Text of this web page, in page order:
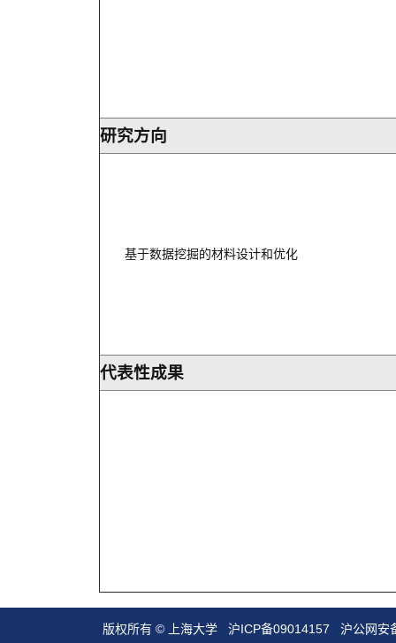
研究方向
基于数据挖掘的材料设计和优化
代表性成果
版权所有 ©上海大学 沪ICP备09014157
沪公网安